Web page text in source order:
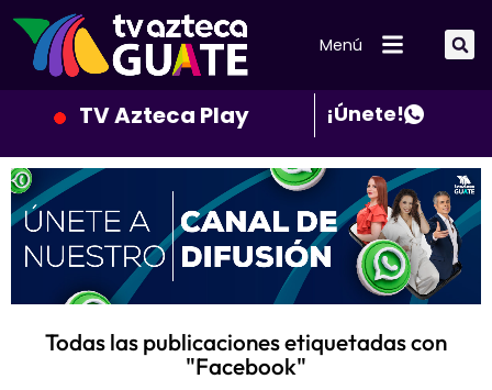
Menú
TV Azteca Play ¡Únete!
Todas las publicaciones etiquetadas con
"Facebook"